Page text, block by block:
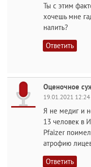
Ты с этим
хочешь мне
налить?
Ответить
Оценочное
19.01.2021 12:24
Я не медиг и
13 человек в
Pfaizer
атрофию
Ответить